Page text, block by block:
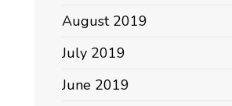
August 2019
July 2019
June 2019